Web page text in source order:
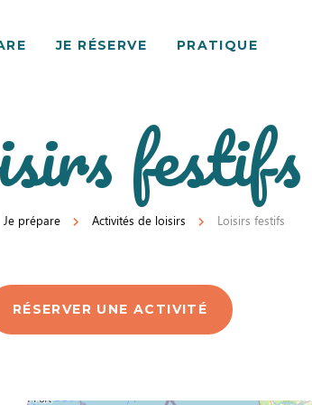
JE RÉSERVE PRATIQUE
festifs
Je prépare Activités de loisirs Loisirs festifs
RÉSERVER UNE ACTIVITÉ